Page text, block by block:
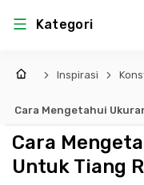
Kategori
Lem
Inspirasi
Cara Mengetahui
Cara
Untuk Tiang